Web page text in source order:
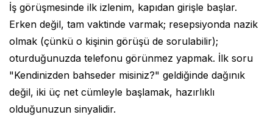
İş görüşmesinde ilk izlenim, kapıdan girişle başlar.
Erken değil, tam vaktinde varmak; resepsiyonda nazik
olmak (çünkü o kişinin görüşü de sorulabilir);
oturduğunuzda telefonu görünmez yapmak. İlk soru
"Kendinizden bahseder misiniz?" geldiğinde dağınık
değil, iki üç net cümleyle başlamak, hazırlıklı
olduğunuzun sinyalidir.